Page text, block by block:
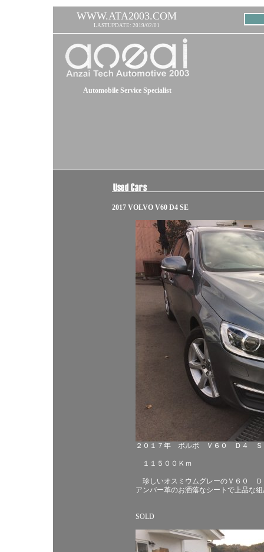
WWW.ATA2003.COM
LASTUPDATE: 2019/02/01
Automobile Service Specialist
2017 VOLVO V60 D4 SE
２０１７年 ボルボ Ｖ６０ Ｄ４ Ｓ
１１５００Ｋｍ
珍しいオスミウムグレーのＶ６０ Ｄ
アンバー革のお洒落なシートで上品な
SOLD